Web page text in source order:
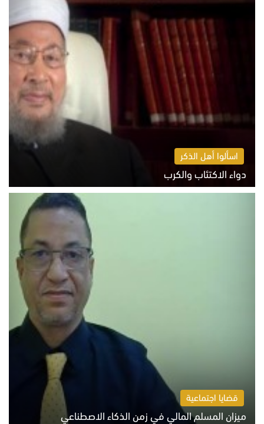
اسألوا أهل الذكر
دواء الاكتئاب والكرب
السبت 8 أغسطس 2026 10:54 ص
قضايا اجتماعية
ميزان المسلم المالي في زمن الذكاء الاصطناعي